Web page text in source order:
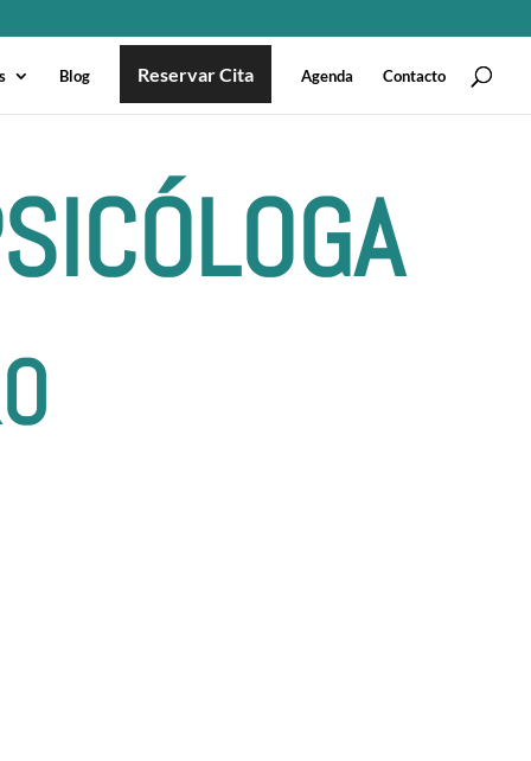
Blog Reservar Cita Agenda Contacto